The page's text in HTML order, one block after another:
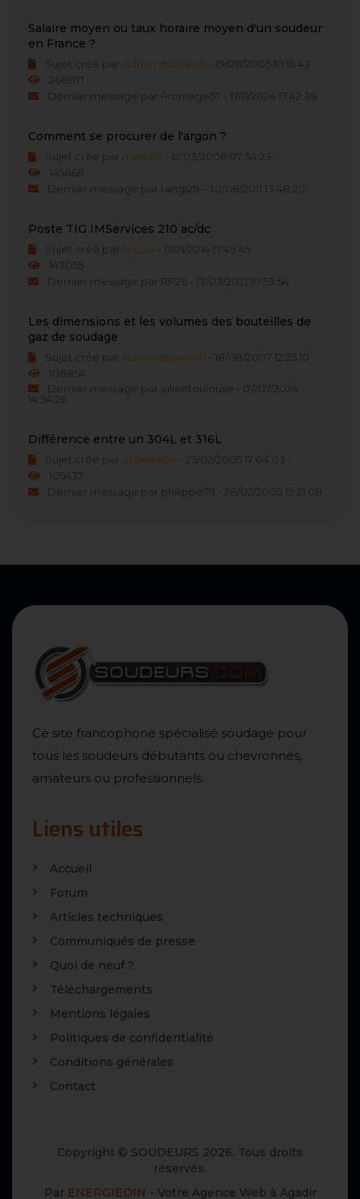
Salaire moyen ou taux horaire moyen d'un soudeur
en France ?
Sujet créé par Admin dusweld1 - 19/08/2005 10:15:43
268671
Dernier message par Fromage57 - 17/11/2024 17:42:38
Comment se procurer de l'argon ?
Sujet créé par marco5 - 12/03/2006 07:34:23
145668
Dernier message par tangi29 - 30/08/2011 13:48:20
Poste TIG IMServices 210 ac/dc
Sujet créé par Tof_24 - 11/01/2014 17:49:45
143055
Dernier message par RP26 - 13/03/2021 10:53:54
Les dimensions et les volumes des bouteilles de
gaz de soudage
Sujet créé par Admin dusweld1 - 18/08/2007 12:25:10
108854
Dernier message par julientoulouse - 07/07/2024
14:54:26
Différence entre un 304L et 316L
Sujet créé par asdetrefle - 25/02/2005 17:04:03
105437
Dernier message par philippe79 - 28/02/2005 19:21:08
Ce site francophone spécialisé soudage pour
tous les soudeurs débutants ou chevronnés,
amateurs ou professionnels.
Liens utiles
Accueil
Forum
Articles techniques
Communiqués de presse
Quoi de neuf ?
Téléchargements
Mentions légales
Politiques de confidentialité
Conditions générales
Contact
Copyright © SOUDEURS 2026. Tous droits
réservés.
Par ENERGIEDIN - Votre Agence Web à Agadir